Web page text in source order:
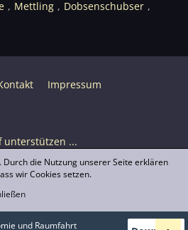
Mettling
Dobsenschubser
Impressum
unterstützen ...
2001-2026, lizenziert unter CC BY-SA,
und Raumfahrt
Durch die Nutzung unserer Seite erklären
wir Cookies setzen.